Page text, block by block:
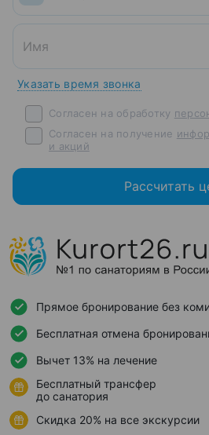
Указать время звонка
Согласен на обработку
Согласен на получение
и акций
Рассчитать
Прямое бронирование без
Бесплатная отмена
Вычет 13% на лечение
Бесплатный трансфер
до санатория
Скидка 20% на все экскурсии